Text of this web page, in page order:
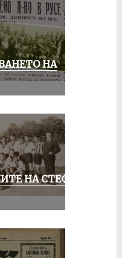
НА
НА СТЕФАН